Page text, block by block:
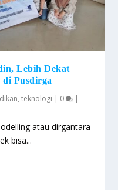
Lebih Dekat
Pusdirga
,teknologi | 0 |
atau dirgantara
bisa...